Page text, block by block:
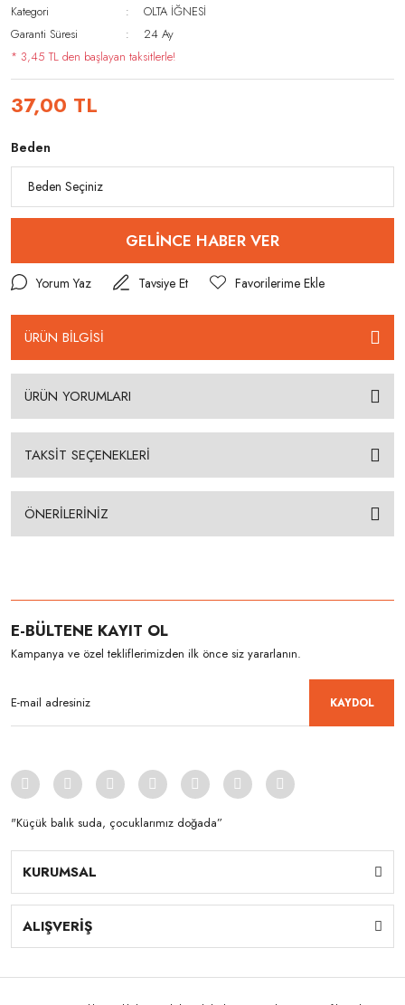
Kategori
OLTA İĞNESİ
Garanti Süresi
24 Ay
* 3,45 TL den başlayan taksitlerle!
37,00 TL
Beden
GELİNCE HABER VER
Yorum Yaz Tavsiye Et
ÜRÜN BİLGİSİ
ÜRÜN YORUMLARI
TAKSİT SEÇENEKLERİ
ÖNERİLERİNİZ
E-BÜLTENE KAYIT OL
Kampanya ve özel tekliflerimizden ilk önce siz yararlanın.
KAYDOL
"Küçük balık suda, çocuklarımız doğada”
KURUMSAL
ALIŞVERİŞ